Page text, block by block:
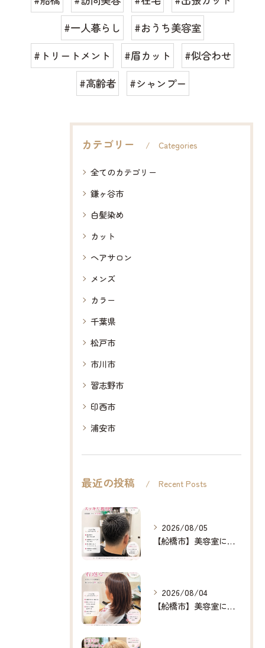
#一人暮らし
#おうち美容室
#トリートメント
#眉カット
#似合わせ
#高齢者
#シャンプー
カテゴリー Categories
全てのカテゴリー
鎌ヶ谷市
白髪染め
カット
ヘアサロン
メンズ
カラー
千葉県
松戸市
市川市
習志野市
印西市
浦安市
最近の投稿 Recent Posts
2026/08/05
【船橋市】美容室に行けない…をなくしたい✂️✨
2026/08/04
【船橋市】美容室に行けない…をなくしたい✂️✨